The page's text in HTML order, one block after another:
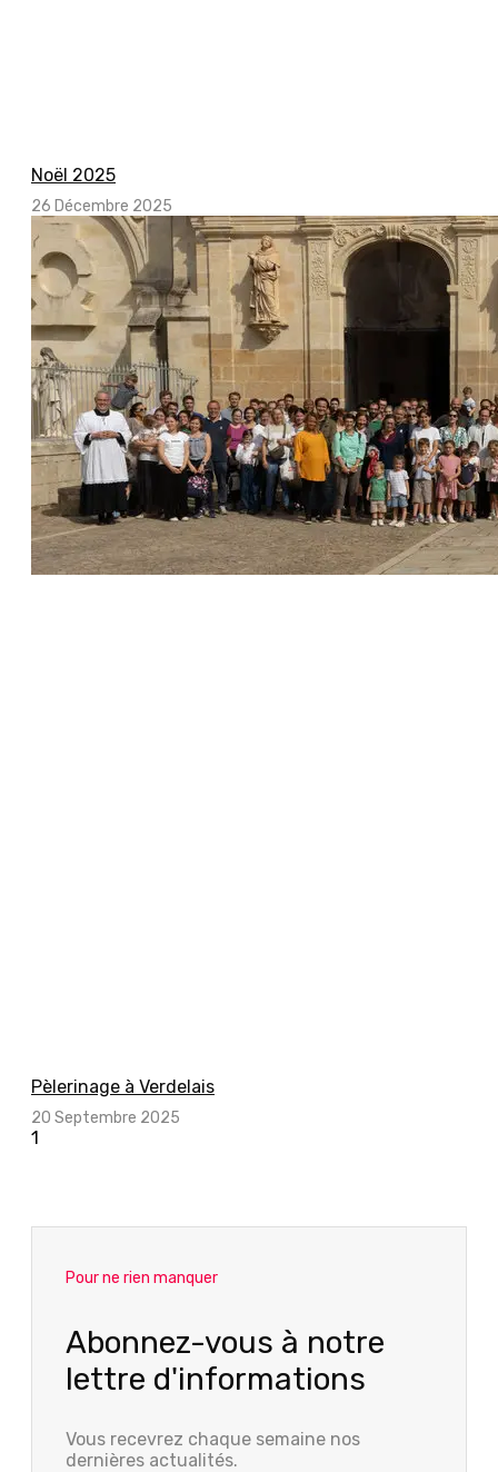
Noël 2025
26 Décembre 2025
Pèlerinage à Verdelais
20 Septembre 2025
Pour ne rien manquer
Abonnez-vous à notre
lettre d'informations
Vous recevrez chaque semaine nos
dernières actualités.